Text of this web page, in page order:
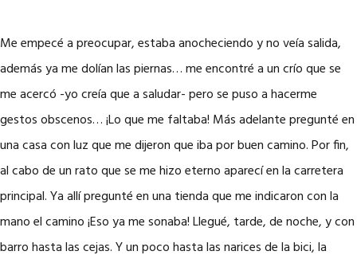
Me empecé a preocupar, estaba anocheciendo y no veía salida,
además ya me dolían las piernas… me encontré a un crío que se
me acercó -yo creía que a saludar- pero se puso a hacerme
gestos obscenos… ¡Lo que me faltaba! Más adelante pregunté en
una casa con luz que me dijeron que iba por buen camino. Por fin,
al cabo de un rato que se me hizo eterno aparecí en la carretera
principal. Ya allí pregunté en una tienda que me indicaron con la
mano el camino ¡Eso ya me sonaba! Llegué, tarde, de noche, y con
barro hasta las cejas. Y un poco hasta las narices de la bici, la